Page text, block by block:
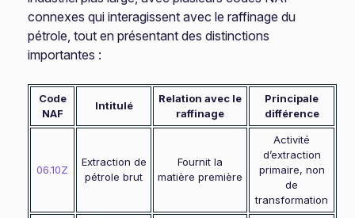
connexes qui interagissent avec le raffinage du
pétrole, tout en présentant des distinctions
importantes :
Code
NAF
Intitulé
Relation avec le
raffinage
Principale
différence
06.10Z
Extraction de
pétrole brut
Fournit la
matière première
Activité
d’extraction
primaire, non
de
transformation